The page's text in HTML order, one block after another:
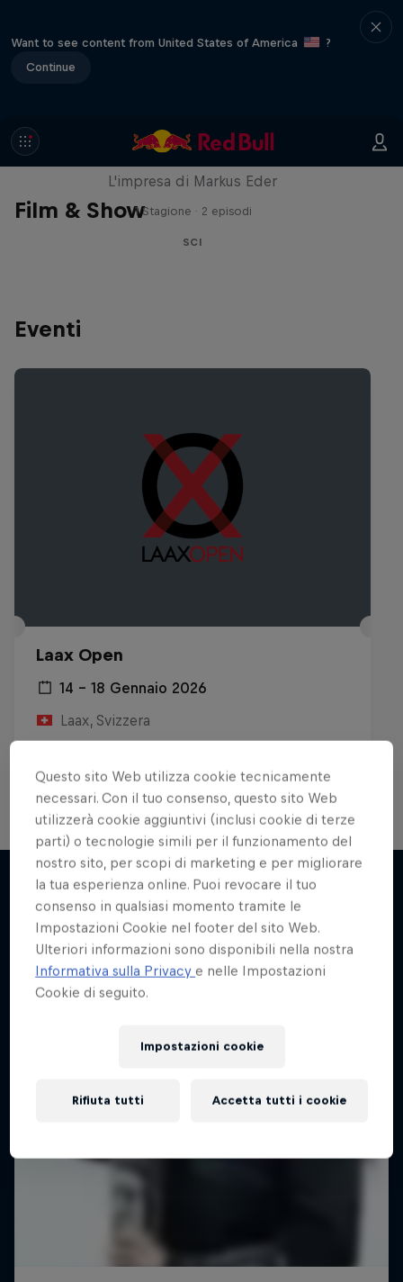
Want to see content from United States of America
?
Continue
Film & Show
The Ultimate Run
L'impresa di Markus Eder
1 Stagione · 2 episodi
SCI
Eventi
Laax Open
14 – 18 Gennaio 2026
Laax, Svizzera
Guarda il replay
Potrebbe interessarti anche
Questo sito Web utilizza cookie tecnicamente
necessari. Con il tuo consenso, questo sito Web
utilizzerà cookie aggiuntivi (inclusi cookie di terze
parti) o tecnologie simili per il funzionamento del
nostro sito, per scopi di marketing e per migliorare
la tua esperienza online. Puoi revocare il tuo
consenso in qualsiasi momento tramite le
Impostazioni Cookie nel footer del sito Web.
Ulteriori informazioni sono disponibili nella nostra
Informativa sulla Privacye nelle Impostazioni
Cookie di seguito.
Impostazioni cookie
Rifiuta tutti Accetta tutti i cookie